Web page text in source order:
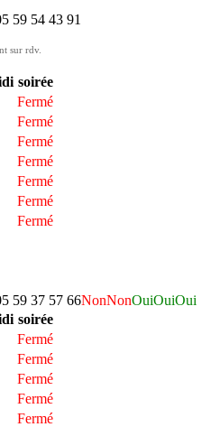
59 54 43 91
sur rdv.
soirée
Fermé
Fermé
Fermé
Fermé
Fermé
Fermé
Fermé
59 37 57 66NonNonOuiOuiOui
soirée
Fermé
Fermé
Fermé
Fermé
Fermé